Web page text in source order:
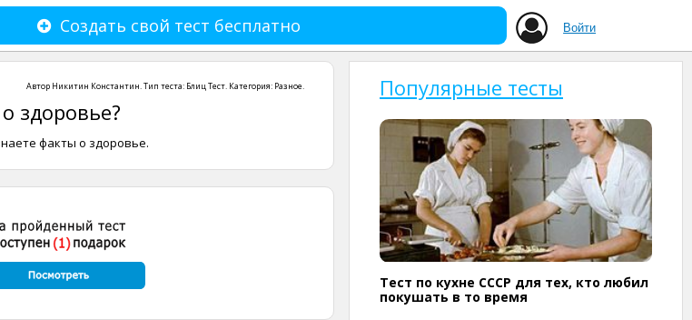
Войти
Создать свой тест бесплатно
Автор Никитин Константин. Тип теста: Блиц Тест. Категория: Разное.
здоровье?
факты о здоровье.
Популярные тесты
Тест по кухне СССР для тех, кто любил
покушать в то время